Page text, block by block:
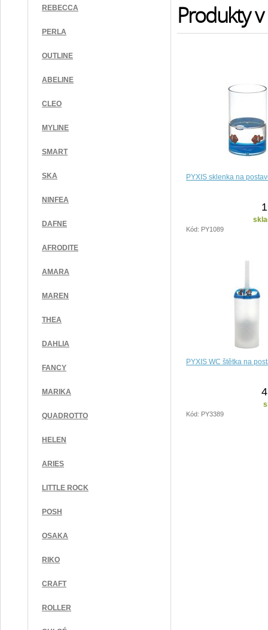
REBECCA
PERLA
OUTLINE
ABELINE
CLEO
MYLINE
SMART
SKA
NINFEA
DAFNE
AFRODITE
AMARA
MAREN
THEA
DAHLIA
FANCY
MARIKA
QUADROTTO
HELEN
ARIES
LITTLE ROCK
POSH
OSAKA
RIKO
CRAFT
ROLLER
Produkty
PYXIS sklenka na
Kód: PY1089
PYXIS WC štětka na
Kód: PY3389